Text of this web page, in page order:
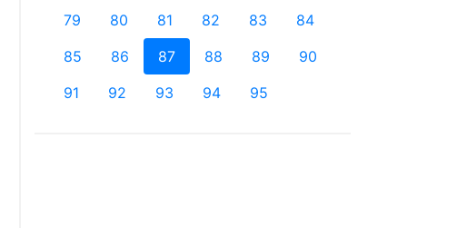
79
80 81 82 83
84
85
86 87 88 89
90
91
92 93 94 95